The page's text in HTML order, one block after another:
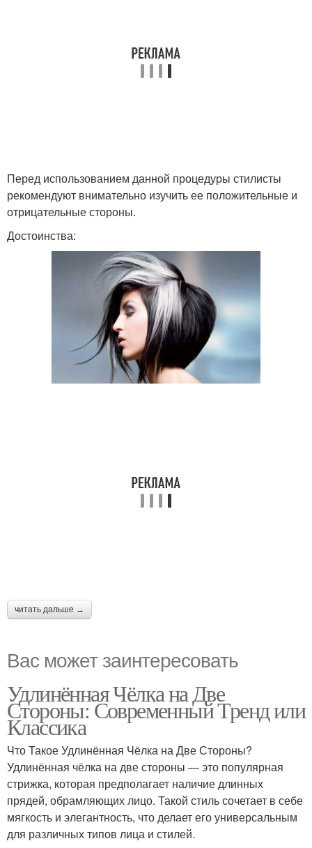
Перед использованием данной процедуры стилисты
рекомендуют внимательно изучить ее положительные и
отрицательные стороны.
Достоинства:
читать дальше →
Вас может заинтересовать
Удлинённая Чёлка на Две
Стороны: Современный Тренд или
Классика
Что Такое Удлинённая Чёлка на Две Стороны?
Удлинённая чёлка на две стороны — это популярная
стрижка, которая предполагает наличие длинных
прядей, обрамляющих лицо. Такой стиль сочетает в себе
мягкость и элегантность, что делает его универсальным
для различных типов лица и стилей.